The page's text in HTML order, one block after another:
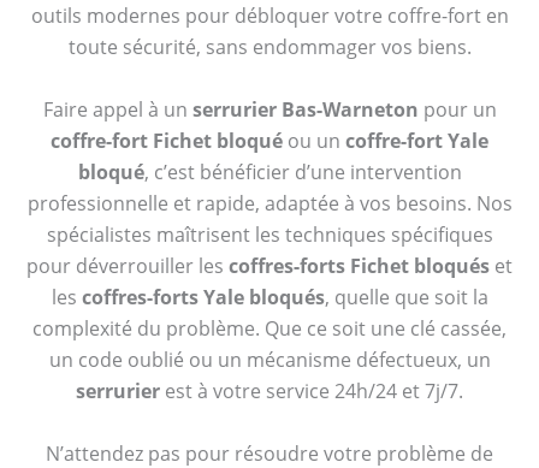
outils modernes pour débloquer votre coffre-fort en
toute sécurité, sans endommager vos biens.
Faire appel à un serrurier Bas-Warneton pour un
coffre-fort Fichet bloqué ou un coffre-fort Yale
bloqué, c’est bénéficier d’une intervention
professionnelle et rapide, adaptée à vos besoins. Nos
spécialistes maîtrisent les techniques spécifiques
pour déverrouiller les coffres-forts Fichet bloqués et
les coffres-forts Yale bloqués, quelle que soit la
complexité du problème. Que ce soit une clé cassée,
un code oublié ou un mécanisme défectueux, un
serrurier est à votre service 24h/24 et 7j/7.
N’attendez pas pour résoudre votre problème de